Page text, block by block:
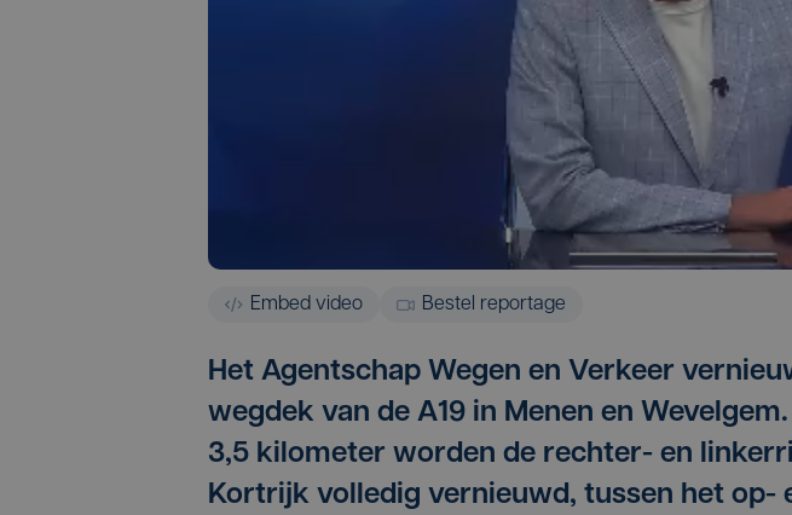
Embed video Bestel reportage
Het Agentschap Wegen en Verkeer
wegdek van de A19 in Menen en
3,5 kilometer worden de rechter- en
Kortrijk volledig vernieuwd, tussen het op-